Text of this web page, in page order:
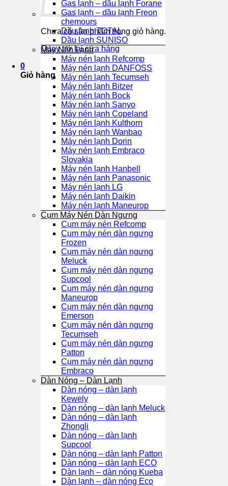
Chưa có sản phẩm trong giỏ hàng.
Quay trở lại cửa hàng
0
Giỏ hàng
Gas lạnh – dầu lạnh Forane
Gas lạnh – dầu lạnh Freon
chemours
Dầu lạnh TOTAL
Dầu lạnh SUNISO
Máy Nén Lạnh
Máy nén lạnh Refcomp
Máy nén lạnh DANFOSS
Máy nén lạnh Tecumseh
Máy nén lạnh Bitzer
Máy nén lạnh Bock
Máy nén lạnh Sanyo
Máy nén lạnh Copeland
Máy nén lạnh Kulthorn
Máy nén lạnh Wanbao
Máy nén lạnh Dorin
Máy nén lạnh Embraco
Slovakia
Máy nén lạnh Hanbell
Máy nén lạnh Panasonic
Máy nén lạnh LG
Máy nén lạnh Daikin
Máy nén lạnh Maneurop
Cụm Máy Nén Dàn Ngưng
Cụm máy nén Refcomp
Cụm máy nén dàn ngưng
Frozen
Cụm máy nén dàn ngưng
Meluck
Cụm máy nén dàn ngưng
Supcool
Cụm máy nén dàn ngưng
Maneurop
Cụm máy nén dàn ngưng
Emerson
Cụm máy nén dàn ngưng
Tecumseh
Cụm máy nén dàn ngưng
Patton
Cụm máy nén dàn ngưng
Embraco
Dàn Nóng – Dàn Lạnh
Dàn nóng – dàn lạnh
Kewely
Dàn nóng – dàn lạnh Meluck
Dàn nóng – dàn lạnh
Zhongli
Dàn nóng – dàn lạnh
Supcool
Dàn nóng – dàn lạnh Patton
Dàn nóng – dàn lạnh ECO
Dàn lạnh – dàn nóng Kueba
Dàn lạnh – dàn nóng Eco